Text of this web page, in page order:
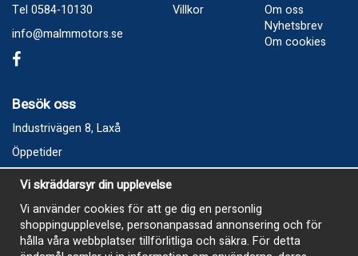
Tel 0584-10130
info@malmmotors.se
Villkor
Om oss
Nyhetsbrev
Om cookies
Besök oss
Industrivägen 8, Laxå
Öppetider
Vecka 32
Måndag kl 9-12, kl 13 - 15
Onsdag kl 9-12, kl 13 - 15
Tisdag, Tordag och Fredag stängt
Vi skräddarsyr din upplevelse
Vi använder cookies för att ge dig en personlig
shoppingupplevelse, personanpassad annonsering och för
hålla våra webbplatser tillförlitliga och säkra. För detta